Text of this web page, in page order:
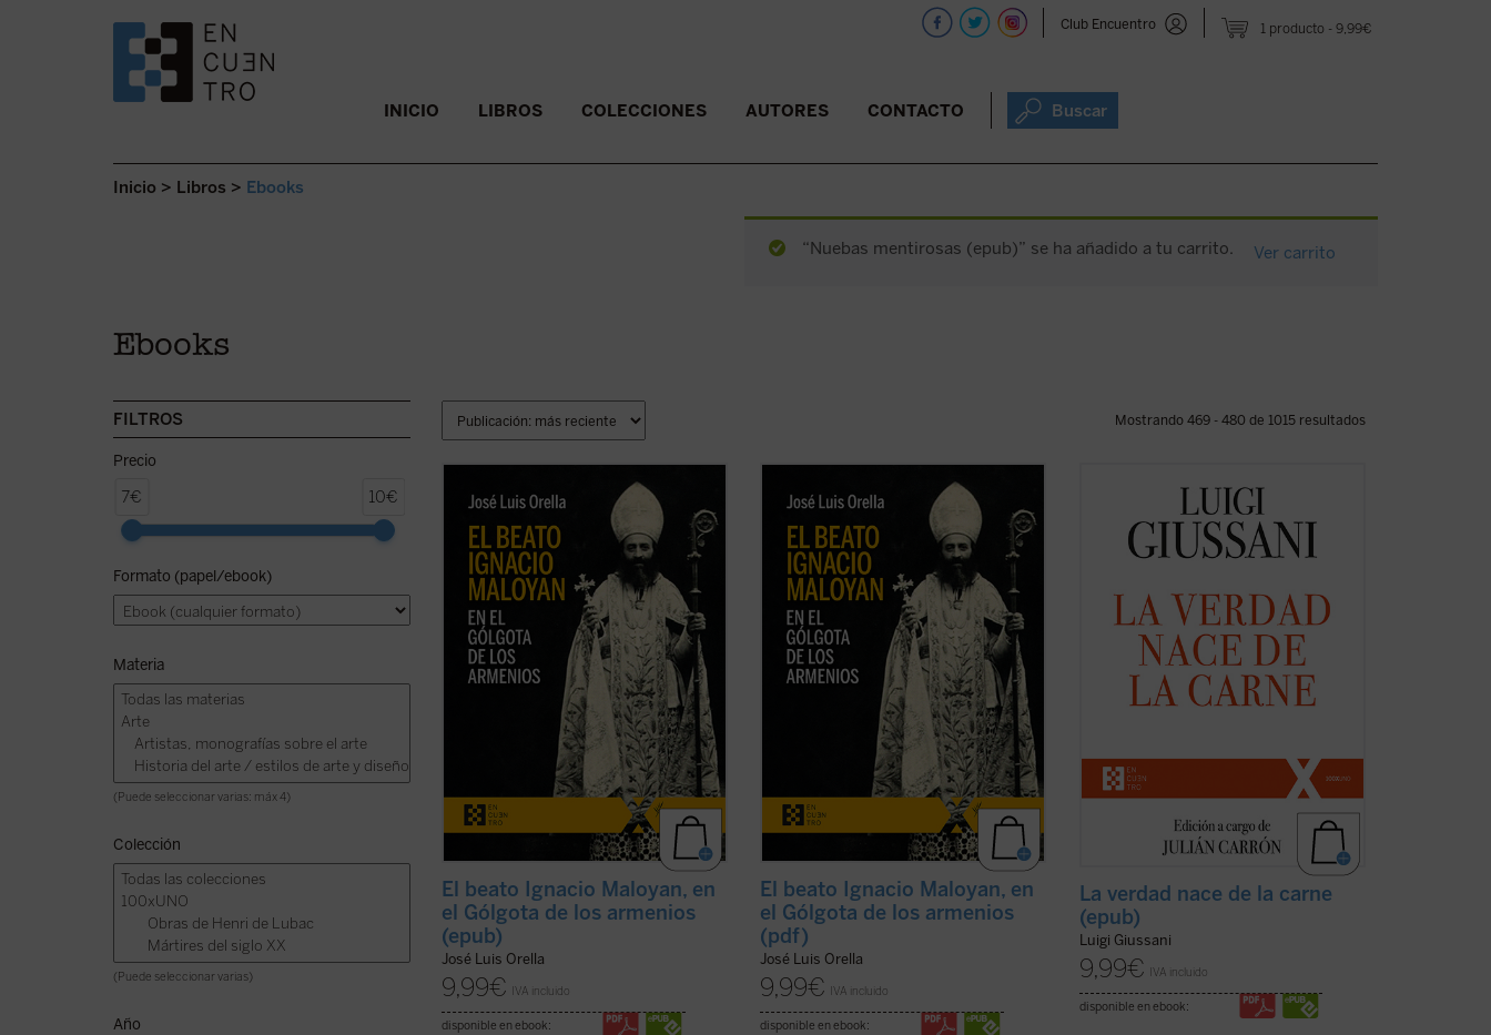
1 producto 9,99€
Club Encuentro
SALTAR AL CONTENIDO. INICIO LIBROS COLECCIONES AUTORES CONTACTO Buscar
Inicio > Libros > Ebooks
“Nuebas mentirosas (epub)” se ha añadido a tu carrito. Ver carrito
Ebooks
FILTROS
Precio
7€ 10€
Formato (papel/ebook)
Materia
(Puede seleccionar varias: máx 4)
Colección
(Puede seleccionar varias)
Año
Mostrando 469 - 480 de 1015 resultados
El beato Ignacio Maloyan, arzobispo de
Mardin (Turquía), martirizado en 1915, es
uno de los seis obispos armenios
católicos que fueron víctimas del
genocidio armenio en las primeras
décadas del siglo XX. Este libro descubre
aquella hermosa y ...(ver ficha)
El beato Ignacio Maloyan, en
el Gólgota de los armenios
(epub)
José Luis Orella
9,99€ IVA incluido
disponible en ebook:
El beato Ignacio Maloyan, arzobispo de
Mardin (Turquía), martirizado en 1915, es
uno de los seis obispos armenios
católicos que fueron víctimas del
genocidio armenio en las primeras
décadas del siglo XX. Este libro descubre
aquella hermosa y ...(ver ficha)
El beato Ignacio Maloyan, en
el Gólgota de los armenios
(pdf)
José Luis Orella
9,99€ IVA incluido
disponible en ebook:
El presente volumen recoge las lecciones
pronunciadas por don Luigi Giussani en
los Ejercicios Espirituales de la
Fraternidad de Comunión y Liberación --y
entre 1988 y 1990.
¿Qué es el cristianismo ...
(ver ficha)
La verdad nace de la carne
(epub)
Luigi Giussani
9,99€ IVA incluido
disponible en ebook: